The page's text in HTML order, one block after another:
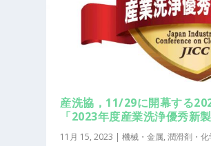
産洗協，11/29に開幕する
「2023年度産業洗浄優秀新
11月 15, 2023 |機械・金属,潤滑剤・化